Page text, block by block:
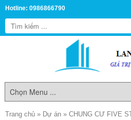
Hotline: 0986866790
Trang chủ » Dự án » CHUNG CƯ FIVE